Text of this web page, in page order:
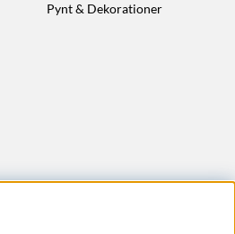
Pynt & Dekorationer